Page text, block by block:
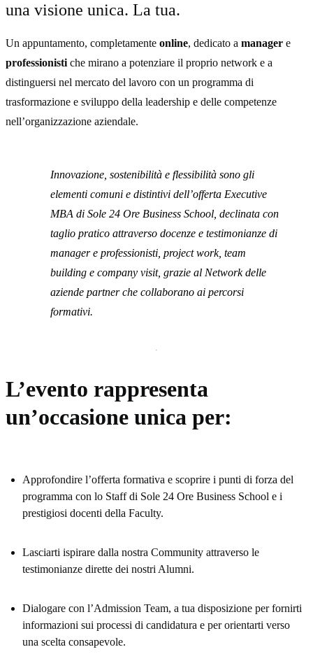
una visione unica. La tua.
Un appuntamento, completamente online, dedicato a manager e
professionisti che mirano a potenziare il proprio network e a
distinguersi nel mercato del lavoro con un programma di
trasformazione e sviluppo della leadership e delle competenze
nell’organizzazione aziendale.
Innovazione, sostenibilità e flessibilità sono gli
elementi comuni e distintivi dell’offerta Executive
MBA di Sole 24 Ore Business School, declinata con
taglio pratico attraverso docenze e testimonianze di
manager e professionisti, project work, team
building e company visit, grazie al Network delle
aziende partner che collaborano ai percorsi
formativi.
L’evento rappresenta
un’occasione unica per:
Approfondire l’offerta formativa e scoprire i punti di forza del
programma con lo Staff di Sole 24 Ore Business School e i
prestigiosi docenti della Faculty.
Lasciarti ispirare dalla nostra Community attraverso le
testimonianze dirette dei nostri Alumni.
Dialogare con l’Admission Team, a tua disposizione per fornirti
informazioni sui processi di candidatura e per orientarti verso
una scelta consapevole.